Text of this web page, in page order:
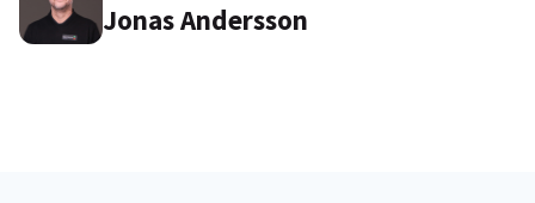
Jonas Andersson